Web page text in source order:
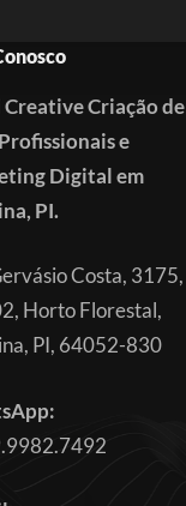
Criação de
e
Digital em
PI.
Costa, 3175,
Horto Florestal,
PI, 64052-830